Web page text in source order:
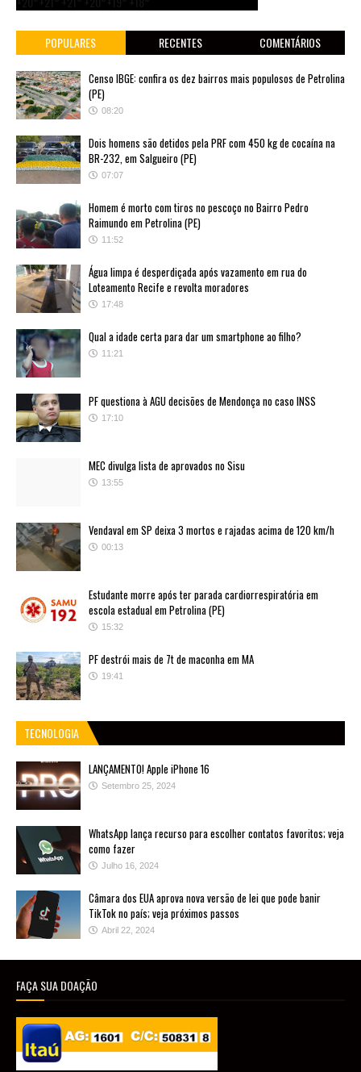
POPULARES RECENTES COMENTÁRIOS
Censo IBGE: confira os dez bairros mais populosos de Petrolina
(PE)
08:20
Dois homens são detidos pela PRF com 450 kg de cocaína na
BR-232, em Salgueiro (PE)
07:07
Homem é morto com tiros no pescoço no Bairro Pedro
Raimundo em Petrolina (PE)
11:52
Água limpa é desperdiçada após vazamento em rua do
Loteamento Recife e revolta moradores
17:48
Qual a idade certa para dar um smartphone ao filho?
11:21
PF questiona à AGU decisões de Mendonça no caso INSS
17:10
MEC divulga lista de aprovados no Sisu
13:55
Vendaval em SP deixa 3 mortos e rajadas acima de 120 km/h
00:13
Estudante morre após ter parada cardiorrespiratória em
escola estadual em Petrolina (PE)
15:32
PF destrói mais de 7t de maconha em MA
19:41
TECNOLOGIA
LANÇAMENTO! Apple iPhone 16
Setembro 25, 2024
WhatsApp lança recurso para escolher contatos favoritos; veja
como fazer
Julho 16, 2024
Câmara dos EUA aprova nova versão de lei que pode banir
TikTok no país; veja próximos passos
Abril 22, 2024
FAÇA SUA DOAÇÃO